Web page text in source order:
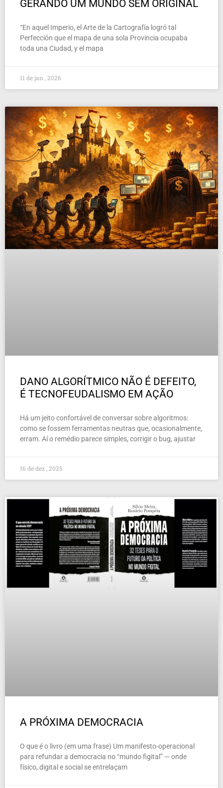
GERANDO UM MUNDO SEM ORIGINAL
“En aquel Imperio, el Arte de la Cartografía logró tal
Perfección que el mapa de una sola Provincia ocupaba
toda una Ciudad, y el mapa
11 de jan , 2026
DANO ALGORÍTMICO NÃO É DEFEITO,
É TECNOFEUDALISMO EM AÇÃO
Há um jeito confortável de conversar sobre algoritmos:
como se fossem ferramentas neutras que, ocasionalmente,
erram. Aí o remédio parece simples, corrigir o bug, ajustar
16 de dez , 2025
A PRÓXIMA DEMOCRACIA
O que é o livro (em uma frase) Um manifesto-operacional
para refundar a democracia no “mundo figital” — onde
físico, digital e social se entrelaçam